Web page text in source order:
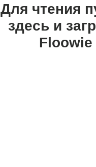
Для чтения
здесь и
Floowie